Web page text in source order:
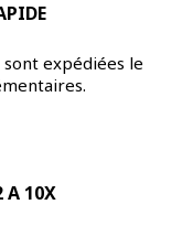
sont expédiées le
A 10X